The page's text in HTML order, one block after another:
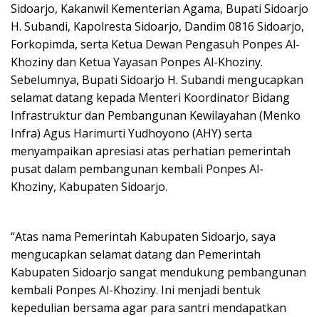
Sidoarjo, Kakanwil Kementerian Agama, Bupati Sidoarjo
H. Subandi, Kapolresta Sidoarjo, Dandim 0816 Sidoarjo,
Forkopimda, serta Ketua Dewan Pengasuh Ponpes Al-
Khoziny dan Ketua Yayasan Ponpes Al-Khoziny.
Sebelumnya, Bupati Sidoarjo H. Subandi mengucapkan
selamat datang kepada Menteri Koordinator Bidang
Infrastruktur dan Pembangunan Kewilayahan (Menko
Infra) Agus Harimurti Yudhoyono (AHY) serta
menyampaikan apresiasi atas perhatian pemerintah
pusat dalam pembangunan kembali Ponpes Al-
Khoziny, Kabupaten Sidoarjo.
“Atas nama Pemerintah Kabupaten Sidoarjo, saya
mengucapkan selamat datang dan Pemerintah
Kabupaten Sidoarjo sangat mendukung pembangunan
kembali Ponpes Al-Khoziny. Ini menjadi bentuk
kepedulian bersama agar para santri mendapatkan